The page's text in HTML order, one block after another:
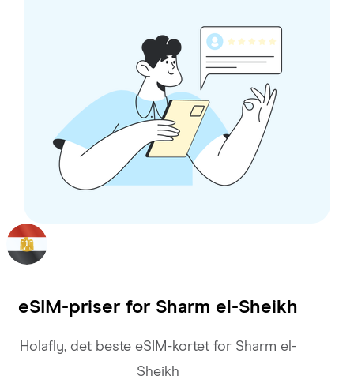
eSIM-priser for Sharm el-Sheikh
Holafly, det beste eSIM-kortet for Sharm el-
Sheikh